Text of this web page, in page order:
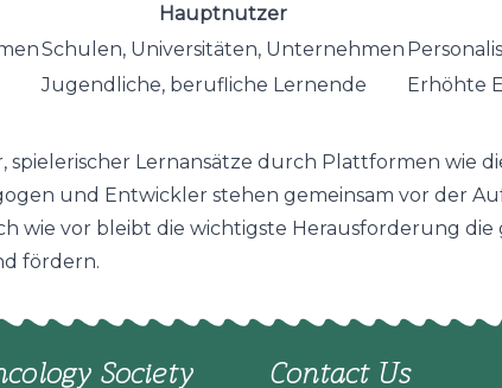
Hauptnutzer
Schulen, Universitäten, Unternehmen
Jugendliche, berufliche Lernende Erhöhte
spielerischer Lernansätze durch Plattformen wie
und Entwickler stehen gemeinsam vor der
wie vor bleibt die wichtigste Herausforderung
fördern.
Society Contact Us